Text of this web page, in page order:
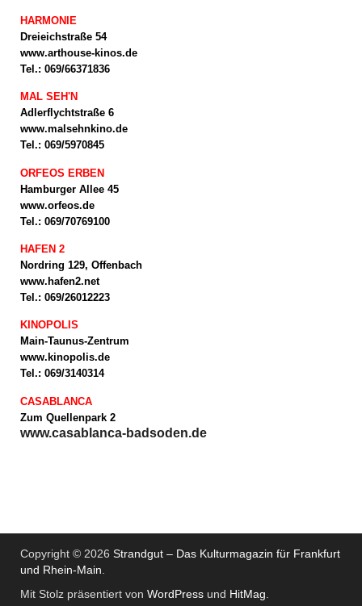
HARMONIE
Dreieichstraße 54
www.arthouse-kinos.de
Tel.: 069/66371836
MAL SEH'N
Adlerflychtstraße 6
www.malsehnkino.de
Tel.: 069/5970845
ORFEOS ERBEN
Hamburger Allee 45
www.orfeos.de
Tel.: 069/70769100
HAFEN 2
Nordring 129, Offenbach
www.hafen2.net
Tel.: 069/26012223
KINOPOLIS
Main-Taunus-Zentrum
www.kinopolis.de
Tel.: 069/3140314
CASABLANCA
Zum Quellenpark 2
www.casablanca-badsoden.de
Copyright © 2026 Strandgut – Das Kulturmagazin für Frankfurt
und Rhein-Main
Mit Stolz präsentiert von WordPress und HitMag